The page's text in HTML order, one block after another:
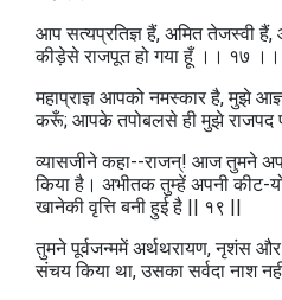
आप सत्यप्रतिज्ञ हैं, अमित तेजस्वी
कीड़ेसे राजपूत हो गया हूँ ।। १७ ।।
महाप्राज्ञ आपको नमस्कार है, मुझे
करूँ; आपके तपोबलसे ही मुझे राजपद
व्यासजीने कहा--राजन्‌! आज तुमने
किया है। अभीतक तुम्हें अपनी कीट-
खानेकी वृत्ति बनी हुई है || १९ ||
तुमने पूर्वजन्ममें अर्थथरायण, नृशंस
संचय किया था, उसका सर्वदा नाश